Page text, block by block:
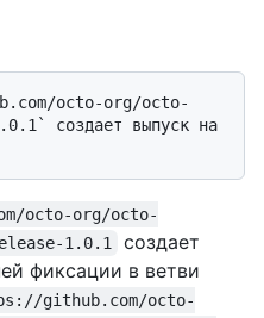
создает выпуск на
octo-org/octo-
1.0.1
создает
фиксации в ветви
github.com/octo-